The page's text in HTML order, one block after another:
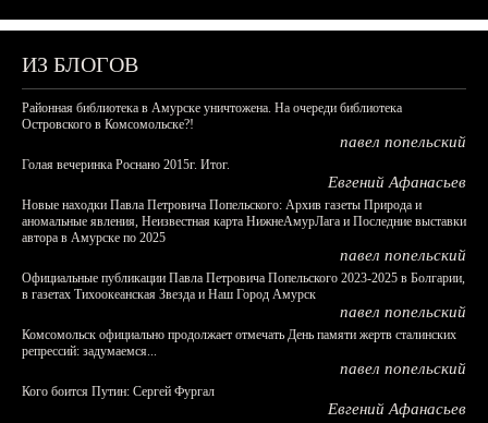
ИЗ БЛОГОВ
Районная библиотека в Амурске уничтожена. На очереди библиотека
Островского в Комсомольске?!
павел попельский
Голая вечеринка Роснано 2015г. Итог.
Евгений Афанасьев
Новые находки Павла Петровича Попельского: Архив газеты Природа и
аномальные явления, Неизвестная карта НижнеАмурЛага и Последние выставки
автора в Амурске по 2025
павел попельский
Официальные публикации Павла Петровича Попельского 2023-2025 в Болгарии,
в газетах Тихоокеанская Звезда и Наш Город Амурск
павел попельский
Комсомольск официально продолжает отмечать День памяти жертв сталинских
репрессий: задумаемся...
павел попельский
Кого боится Путин: Сергей Фургал
Евгений Афанасьев